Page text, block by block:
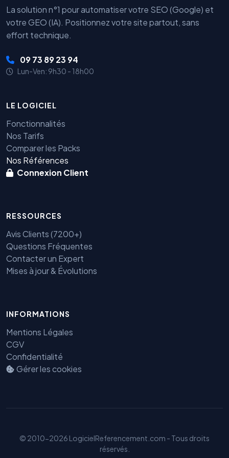
La solution n°1 pour automatiser votre SEO (Google) et
votre GEO (IA). Positionnez votre site partout, sans
effort technique.
09 73 89 23 94
Lun-Ven: 9h30 - 18h00
LE LOGICIEL
Fonctionnalités
Nos Tarifs
Comparer les Packs
Nos Références
Connexion Client
RESSOURCES
Avis Clients (7200+)
Questions Fréquentes
Contacter un Expert
Mises à jour & Évolutions
INFORMATIONS
Mentions Légales
CGV
Confidentialité
Gérer les cookies
© 2010-2026 LogicielReferencement.com - Tous droits
réservés.